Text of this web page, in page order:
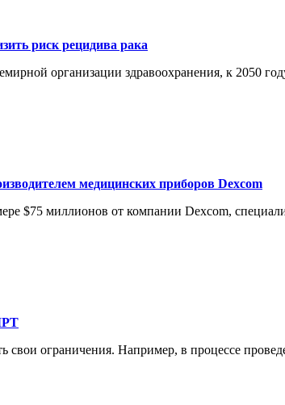
риск рецидива рака
организации здравоохранения, к 2050
медицинских приборов Dexcom
$75 миллионов от компании Dexcom,
свои ограничения. Например, в процессе